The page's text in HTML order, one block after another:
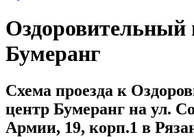
Оздоровительный
Бумеранг
Схема проезда к
центр Бумеранг на ул.
Армии, 19, корп.1 в